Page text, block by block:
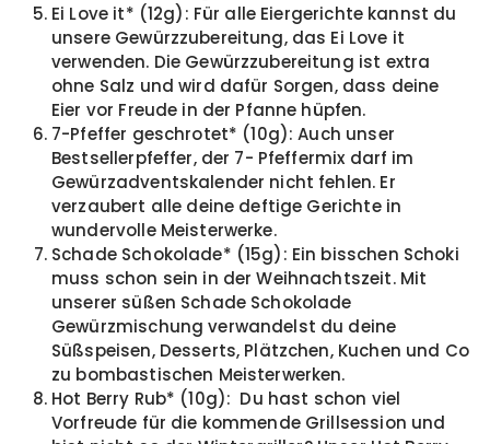
Ei Love it* (12g): Für alle Eiergerichte kannst du
unsere Gewürzzubereitung, das Ei Love it
verwenden. Die Gewürzzubereitung ist extra
ohne Salz und wird dafür Sorgen, dass deine
Eier vor Freude in der Pfanne hüpfen.
7-Pfeffer geschrotet* (10g): Auch unser
Bestsellerpfeffer, der 7- Pfeffermix darf im
Gewürzadventskalender nicht fehlen. Er
verzaubert alle deine deftige Gerichte in
wundervolle Meisterwerke.
Schade Schokolade* (15g): Ein bisschen Schoki
muss schon sein in der Weihnachtszeit. Mit
unserer süßen Schade Schokolade
Gewürzmischung verwandelst du deine
Süßspeisen, Desserts, Plätzchen, Kuchen und Co
zu bombastischen Meisterwerken.
Hot Berry Rub* (10g): Du hast schon viel
Vorfreude für die kommende Grillsession und